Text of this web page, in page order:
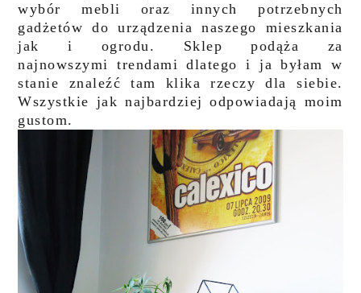
wybór mebli oraz innych potrzebnych
gadżetów do urządzenia naszego mieszkania
jak i ogrodu. Sklep podąża za
najnowszymi trendami dlatego i ja byłam w
stanie znaleźć tam klika rzeczy dla siebie.
Wszystkie jak najbardziej odpowiadają moim
gustom.